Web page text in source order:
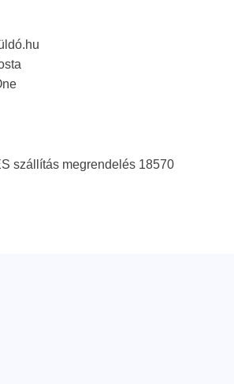
szállítás megrendelés 18570